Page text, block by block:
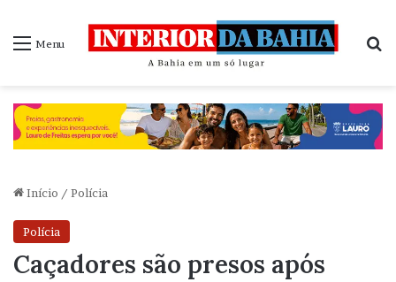
Menu
Início / Polícia
Polícia
Caçadores são presos após